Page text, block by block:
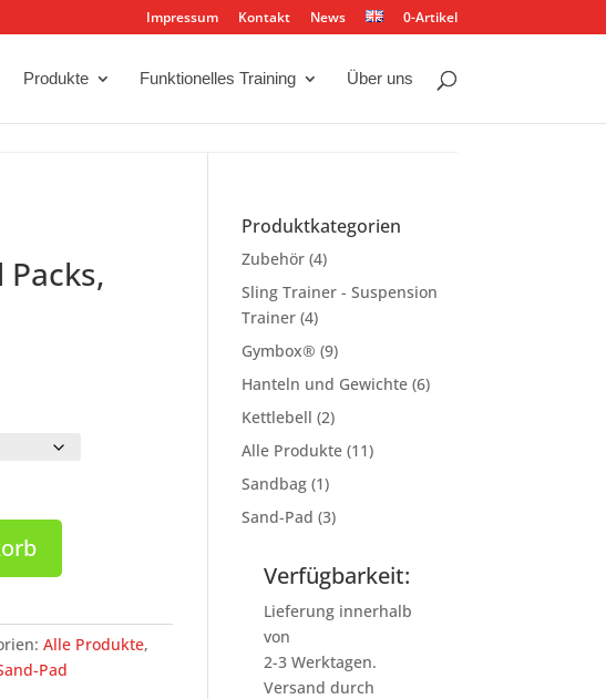
Impressum Kontakt News 0-Artikel
Produkte Funktionelles Training Über uns
Packs,
Alle Produkte,
Pad
Produktkategorien
Zubehör (4)
Sling Trainer - Suspension
Trainer (4)
Gymbox® (9)
Hanteln und Gewichte (6)
Kettlebell (2)
Alle Produkte (11)
Sandbag (1)
Sand-Pad (3)
Verfügbarkeit:
Lieferung innerhalb
von
2-3 Werktagen.
Versand durch